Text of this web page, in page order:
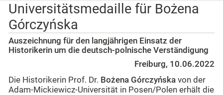
Universitätsmedaille für Bożena
Górczyńska
Auszeichnung für den langjährigen Einsatz der
Historikerin um die deutsch-polnische Verständigung
Freiburg, 10.06.2022
Die Historikerin Prof. Dr. Bożena Górczyńska von der
Adam-Mickiewicz-Universität in Posen/Polen erhält die